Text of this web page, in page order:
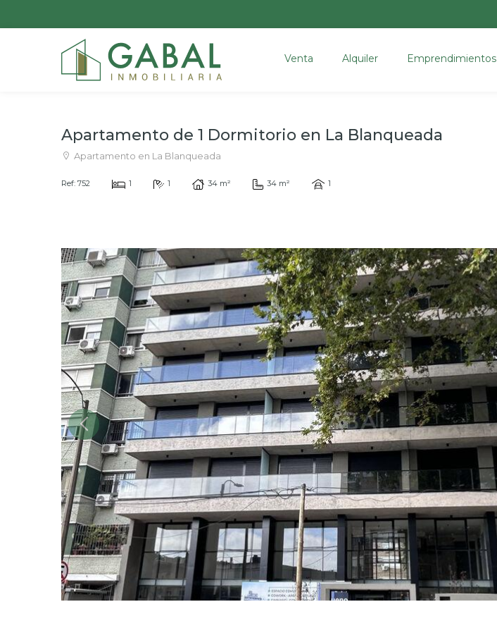
Venta Alquiler Emprendimientos
Apartamento de 1 Dormitorio en La Blanqueada
Apartamento en La Blanqueada
Ref: 752 1 1 34 m² 34 m² 1